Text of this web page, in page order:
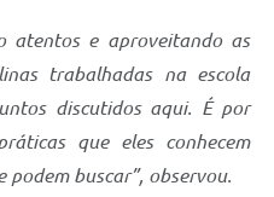
atentos e aproveitando as
trabalhadas na escola
discutidos aqui. É por
que eles conhecem
buscar”, observou.